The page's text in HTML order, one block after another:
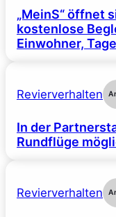
„MeinS“ öffnet
kostenlose
Einwohner,
Revierverhalten
In der
Rundflüge
Revierverhalten